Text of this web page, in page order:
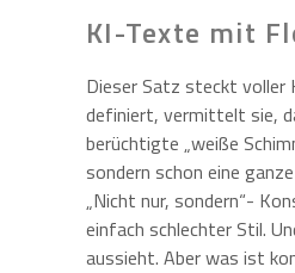
KI-Texte mit
Dieser Satz steckt voller
definiert, vermittelt sie,
berüchtigte „weiße
sondern schon eine
„Nicht nur, sondern“-
einfach schlechter Stil.
aussieht. Aber was ist